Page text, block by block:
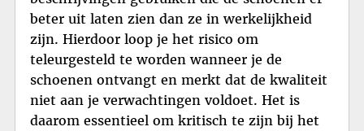
beter uit laten zien dan ze in werkelijkheid
zijn. Hierdoor loop je het risico om
teleurgesteld te worden wanneer je de
schoenen ontvangt en merkt dat de kwaliteit
niet aan je verwachtingen voldoet. Het is
daarom essentieel om kritisch te zijn bij het